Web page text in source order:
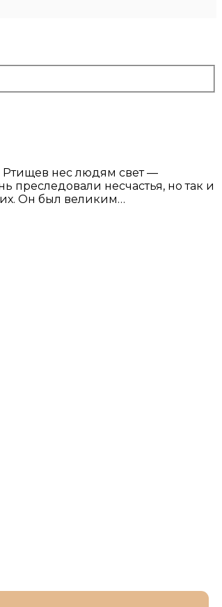
Ртищев нес людям свет —
преследовали несчастья, но так и
Он был великим…